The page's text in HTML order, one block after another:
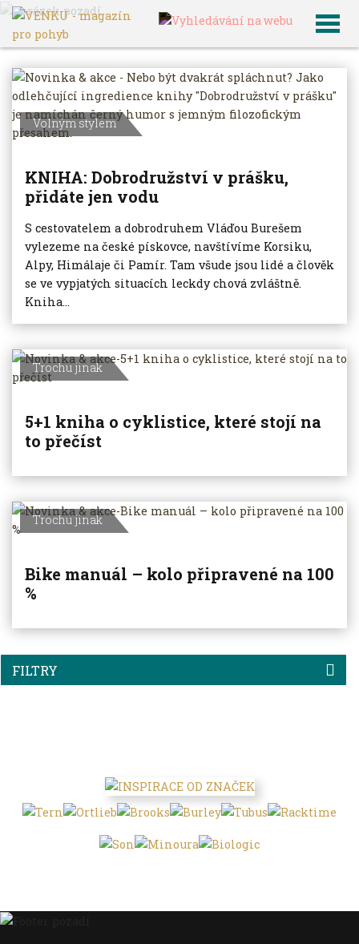
VENKU Archiv článků
FILTRY
Volným stylem
KNIHA: Dobrodružství v prášku,
přidáte jen vodu
S cestovatelem a dobrodruhem Vláďou Burešem
vylezeme na české pískovce, navštívíme Korsiku,
Alpy, Himálaje či Pamír. Tam všude jsou lidé a člověk
se ve vypjatých situacích leckdy chová zvláštně.
Kniha...
Trochu jinak
5+1 kniha o cyklistice, které stojí na
to přečíst
Trochu jinak
Bike manuál – kolo připravené na 100
%